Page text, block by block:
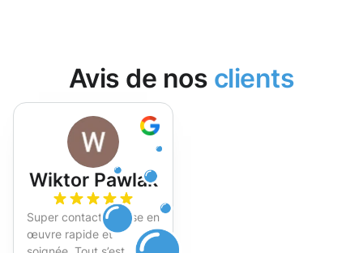
Avis de nos clients
Wiktor Pawlak
Super contact et mise en
œuvre rapide et